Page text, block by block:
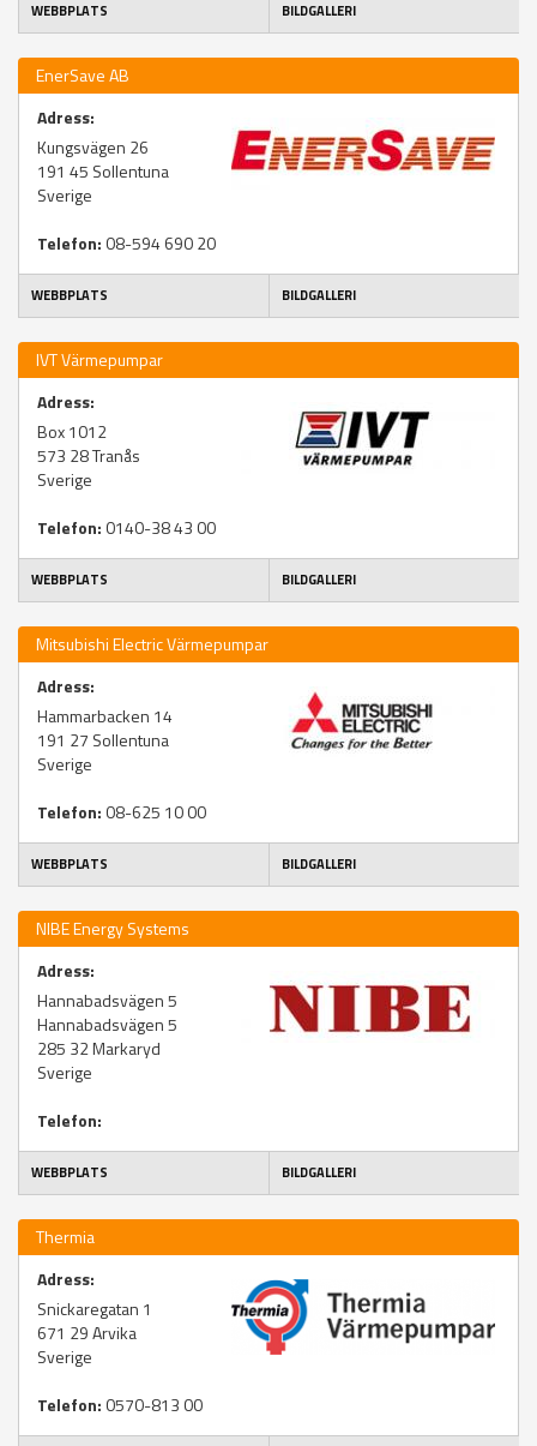
WEBBPLATS BILDGALLERI
EnerSave AB
Adress:
Kungsvägen 26
191 45 Sollentuna
Sverige
Telefon: 08-594 690 20
WEBBPLATS BILDGALLERI
IVT Värmepumpar
Adress:
Box 1012
573 28Tranås
Sverige
Telefon: 0140-38 43 00
WEBBPLATS BILDGALLERI
Mitsubishi Electric Värmepumpar
Adress:
Hammarbacken 14
191 27 Sollentuna
Sverige
Telefon: 08-625 10 00
WEBBPLATS BILDGALLERI
NIBE Energy Systems
Adress:
Hannabadsvägen 5
Hannabadsvägen 5
285 32Markaryd
Sverige
Telefon:
WEBBPLATS BILDGALLERI
Thermia
Adress:
Snickaregatan 1
671 29Arvika
Sverige
Telefon: 0570-813 00